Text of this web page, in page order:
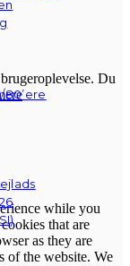
80’ere
Du
while you
that are
as they are
of the website. We